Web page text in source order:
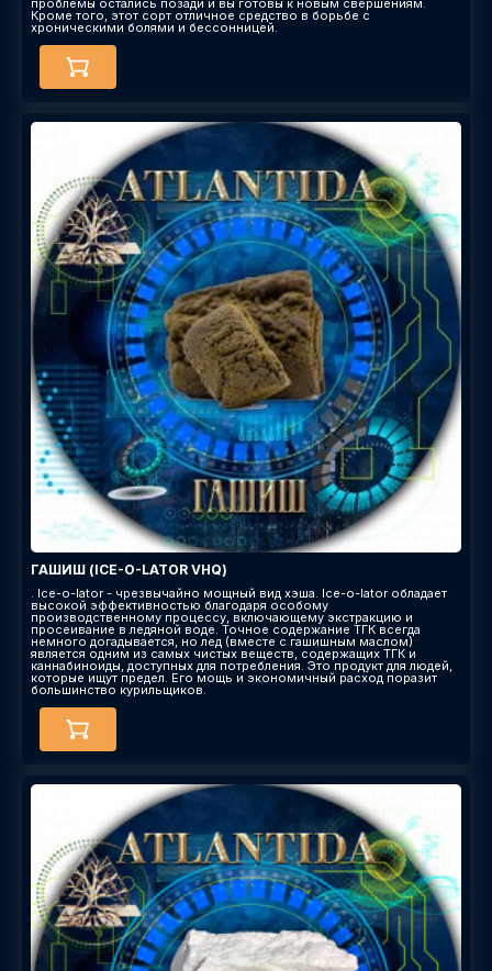
проблемы остались позади и вы готовы к новым свершениям.
Кроме того, этот сорт отличное средство в борьбе с
хроническими болями и бессонницей.
ГАШИШ (ICE-O-LATOR VHQ)
. Ice-o-lator - чрезвычайно мощный вид хэша. Ice-o-lator обладает
высокой эффективностью благодаря особому
производственному процессу, включающему экстракцию и
просеивание в ледяной воде. Точное содержание ТГК всегда
немного догадывается, но лед (вместе с гашишным маслом)
является одним из самых чистых веществ, содержащих ТГК и
каннабиноиды, доступных для потребления. Это продукт для людей,
которые ищут предел. Его мощь и экономичный расход поразит
большинство курильщиков.